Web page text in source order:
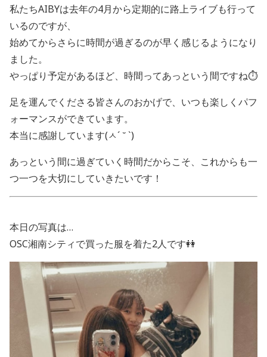
私たちAIBYは去年の4月から定期的に路上ライブも行って
いるのですが、
始めてからさらに時間が過ぎるのが早く感じるようになり
ました。
やっぱり予定があるほど、時間ってあっという間ですね⏱
足を運んでくださる皆さんのおかげで、いつも楽しくパフ
ォーマンスができています。
本当に感謝しています(ㅅ´ ˘ `)
あっという間に過ぎていく時間だからこそ、これからも一
つ一つを大切にしていきたいです！
本日の写真は…
OSC湘南シティで買った服を着た2人です👭